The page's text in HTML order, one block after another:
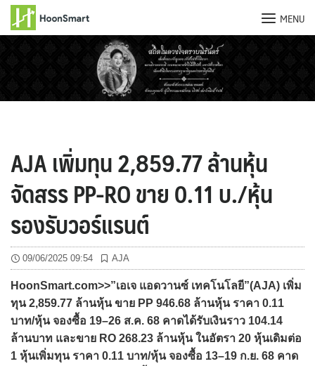
MENU
AJA เพิ่มทุน 2,859.77 ล้านหุ้น
จัดสรร PP-RO ขาย 0.11 บ./หุ้น
รองรับวอร์แรนต์
09/06/2025 09:54 AJA
HoonSmart.com>>”เอเจ แอดวานซ์ เทคโนโลยี”(AJA) เพิ่ม
ทุน 2,859.77 ล้านหุ้น ขาย PP 946.68 ล้านหุ้น ราคา 0.11
บาท/หุ้น จองซื้อ 19–26 ส.ค. 68 คาดได้รับเงินราว 104.14
ล้านบาท และขาย RO 268.23 ล้านหุ้น ในอัตรา 20 หุ้นเดิมต่อ
1 หุ้นเพิ่มทุน ราคา 0.11 บาท/หุ้น จองซื้อ 13–19 ก.ย. 68 คาด